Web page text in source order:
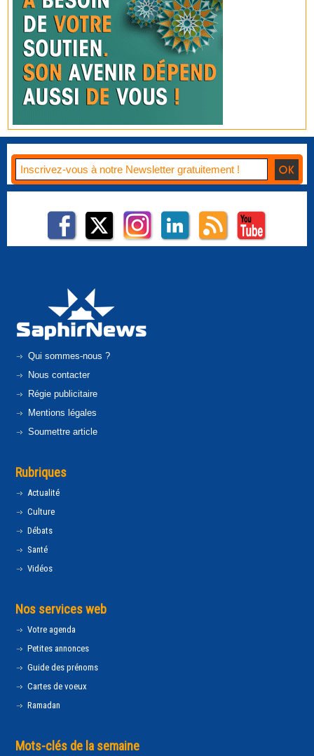
Qui sommes-nous ?
Nous contacter
Régie publicitaire
Mentions légales
Soumettre article
Rubriques
Actualité
Culture
Débats
Santé
Vidéos
Nos services web
Votre agenda
Petites annonces
Guide des prénoms
Cartes de voeux
Ramadan
Mots-clés de la semaine